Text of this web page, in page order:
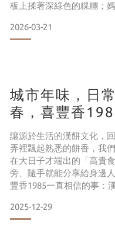
板上揉著深綠色的粿糰；
粿，是台灣人對端午節最
一個從未有人做過的方式
2026-03-21
城市年味，日
春，喜豐香
讓源於生活的漢餅文化，
弄裡飄起熟悉的餅香，我
在大日子才端出的「高貴
旁、隨手就能分享給身邊
豐香1985一直相信的事：
系列新年禮盒。不刻意堆
重，只是很簡單地，把台
2025-12-29